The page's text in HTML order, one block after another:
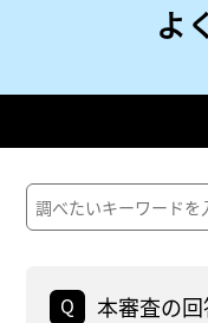
よ
本審査の回